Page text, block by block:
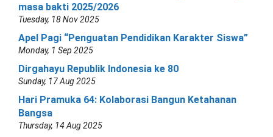
masa bakti 2025/2026
Tuesday, 18 Nov 2025
Apel Pagi “Penguatan Pendidikan Karakter Siswa”
Monday, 1 Sep 2025
Dirgahayu Republik Indonesia ke 80
Sunday, 17 Aug 2025
Hari Pramuka 64: Kolaborasi Bangun Ketahanan
Bangsa
Thursday, 14 Aug 2025